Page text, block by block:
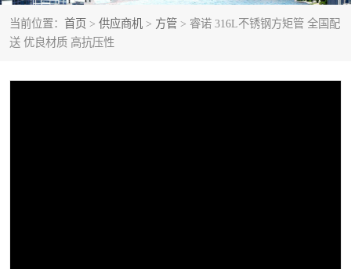
当前位置： 首页 > 供应商机 > 方管 > 睿诺 316L不锈钢方矩管 全国配
送 优良材质 高抗压性
管
Q235NHB耐候钢板 S355JR无缝方管